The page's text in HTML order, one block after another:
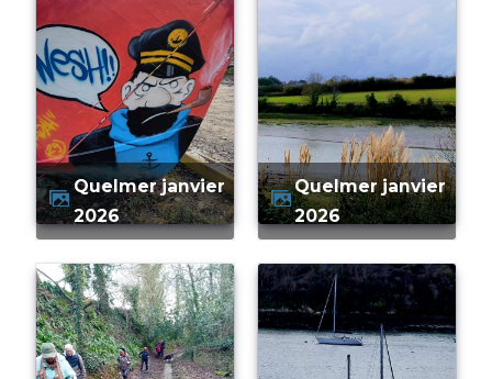
quelmer janvier
2026
quelmer janvier
2026